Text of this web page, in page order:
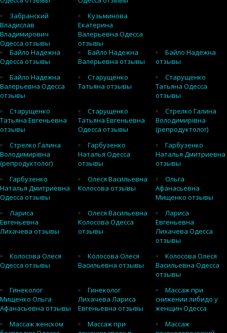
Забранский
Владислав
Владимирович
Одесса отзывы
Кузьминова
Екатерина
Валерьевна Одесса
отзывы
Байло Надежна
Одесса отзывы
Байло Надежна
Валерьевна отзывы
Байло Надежна
отзывы
Байло Надежна
Валерьевна Одесса
отзывы
Старущенко
Татьяна отзывы
Старущенко
Татьяна Одесса
отзывы
Старущенко
Татьяна Евгеньевна
отзывы
Старущенко
Татьяна Евгеньевна
Одесса отзывы
Стрелко Галина
Володимирівна
(репродуктолог)
Стрелко Галина
Володимирівна
(репродуктолог)
Гарбузенко
Наталья Одесса
отзывы
Гарбузенко
Наталья Дмитриевна
отзывы
Гарбузенко
Наталья Дмитриевна
Одесса отзывы
Олеся Васильевна
Колосова отзывы
Ольга
Афанасьевна
Мищенко отзывы
Лариса
Евгеньевна
Лихачева отзывы
Олеся Васильевна
Колосова Одесса
отзывы
Лариса
Евгеньевна
Лихачева Одесса
отзывы
Колосова Олеся
Одесса отзывы
Колосова Олеся
Васильевна отзывы
Колосова Олеся
Васильевна Одесса
отзывы
Гинеколог
Мищенко Ольга
Афанасьевна отзывы
Гинеколог
Лихачева Лариса
Евгеньевна отзывы
Массаж при
снижении либидо у
женщин Одесса
Массаж женском
Массаж при
Массаж